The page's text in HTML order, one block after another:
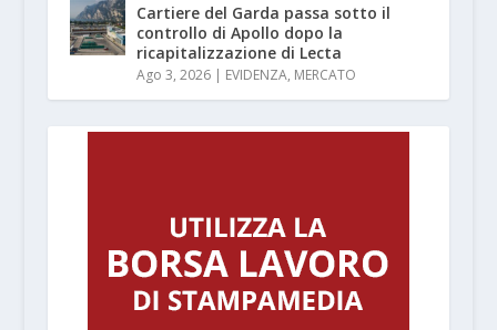
Cartiere del Garda passa sotto il
controllo di Apollo dopo la
ricapitalizzazione di Lecta
Ago 3, 2026| EVIDENZA, MERCATO